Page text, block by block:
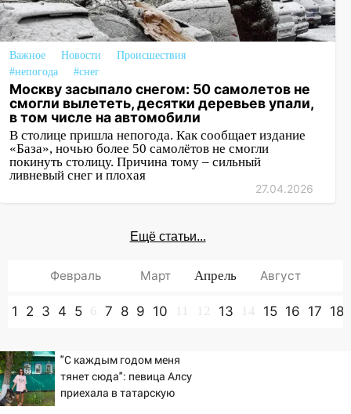
Важное Новости
Происшествия
#непогода
#снег
Москву засыпало снегом: 50 самолетов не
смогли вылететь, десятки деревьев упали,
в том числе на автомобили
В столице пришла непогода. Как сообщает издание
«База», ночью более 50 самолётов не смогли
покинуть столицу. Причина тому – сильный
ливневый снег и плохая
27.04.2026
Ещё статьи...
Февраль Март Апрель Август
1 2 3 4 5 6 7 8 9 10 11 12 13 14 15 16 17 18
"С каждым годом меня
тянет сюда": певица Алсу
приехала в татарскую